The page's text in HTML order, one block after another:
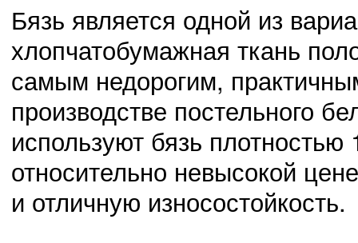
Бязь является одной из
хлопчатобумажная ткань
самым недорогим,
производстве постельного
используют бязь
относительно невысокой
и отличную износостойкость.